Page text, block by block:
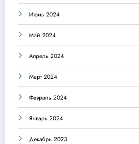
Июнь 2024
Май 2024
Апрель 2024
Март 2024
Февраль 2024
Январь 2024
Декабрь 2023